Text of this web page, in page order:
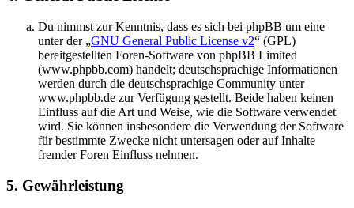
Du nimmst zur Kenntnis, dass es sich bei phpBB um eine
unter der „GNU General Public License v2“ (GPL)
bereitgestellten Foren-Software von phpBB Limited
(www.phpbb.com) handelt; deutschsprachige Informationen
werden durch die deutschsprachige Community unter
www.phpbb.de zur Verfügung gestellt. Beide haben keinen
Einfluss auf die Art und Weise, wie die Software verwendet
wird. Sie können insbesondere die Verwendung der Software
für bestimmte Zwecke nicht untersagen oder auf Inhalte
fremder Foren Einfluss nehmen.
5. Gewährleistung